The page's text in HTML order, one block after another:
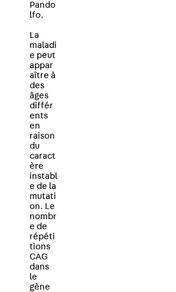
Pando
lfo.
La
maladi
e peut
appar
aître à
des
âges
différ
ents
en
raison
du
caract
ère
instabl
e de la
mutati
on. Le
nombr
e de
répéti
tions
CAG
dans
le
gène